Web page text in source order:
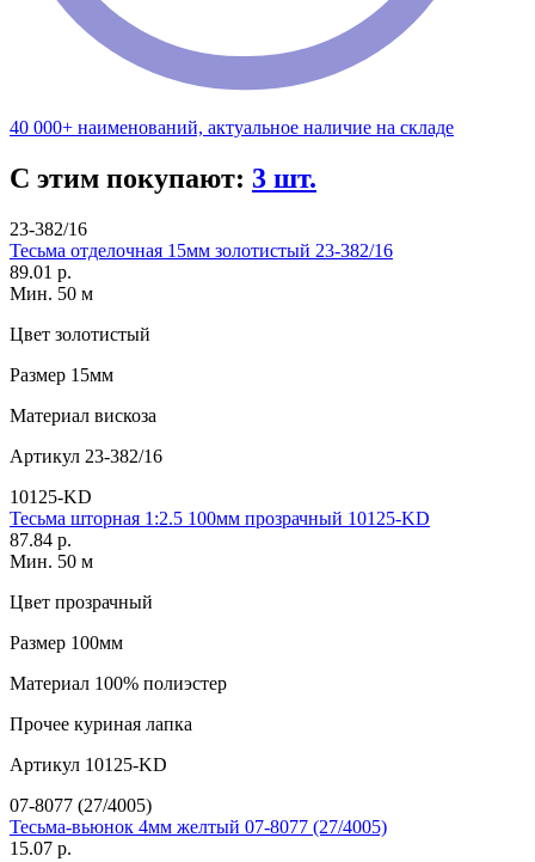
40 000+ наименований, актуальное наличие на складе
С этим покупают: 3 шт.
23-382/16
Тесьма отделочная 15мм золотистый 23-382/16
89.01 р.
Мин. 50 м
Цвет золотистый
Размер 15мм
Материал вискоза
Артикул 23-382/16
10125-KD
Тесьма шторная 1:2.5 100мм прозрачный 10125-KD
87.84 р.
Мин. 50 м
Цвет прозрачный
Размер 100мм
Материал 100% полиэстер
Прочее куриная лапка
Артикул 10125-KD
07-8077 (27/4005)
Тесьма-вьюнок 4мм желтый 07-8077 (27/4005)
15.07 р.